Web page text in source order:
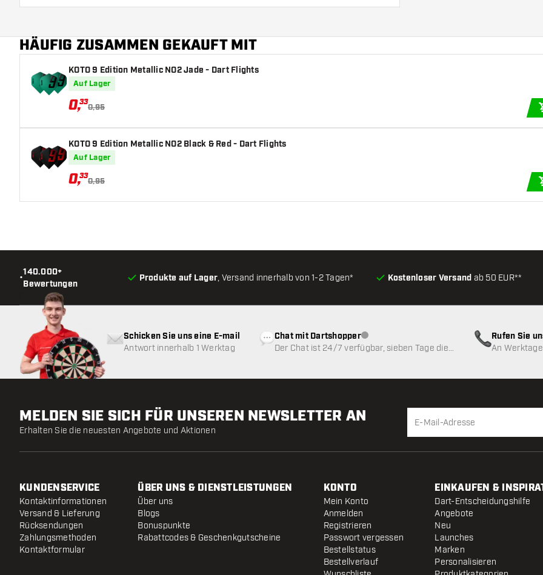
HÄUFIG ZUSAMMEN GEKAUFT MIT
KOTO 9 Edition Metallic NO2 Jade - Dart Flights
Auf Lager
0,33
0,95
KOTO 9 Edition Metallic NO2 Black & Red - Dart Flights
Auf Lager
0,33
0,95
•
140.000+
Bewertungen
Produkte auf Lager, Versand innerhalb von 1-2 Tagen* Kostenloser Versand ab 50 EUR**
Schicken Sie uns eine E-mail
Antwort innerhalb 1 Werktag
Chat mit DartshopperKundenservice nicht verfügbar
Der Chat ist 24/7 verfügbar, sieben Tage die
Rufen Sie
An
MELDEN SIE SICH FÜR UNSEREN NEWSLETTER AN
Erhalten Sie die neuesten Angebote und Aktionen
KUNDENSERVICE
Kontaktinformationen
Versand & Lieferung
Rücksendungen
Zahlungsmethoden
Kontaktformular
ÜBER UNS & DIENSTLEISTUNGEN
Über uns
Blogs
Bonuspunkte
Rabattcodes & Geschenkgutscheine
KONTO
Mein Konto
Anmelden
Registrieren
Passwort vergessen
Bestellstatus
Bestellverlauf
EINKAUFEN &
Dart-Entscheidungshilfe
Angebote
Neu
Launches
Marken
Personalisieren